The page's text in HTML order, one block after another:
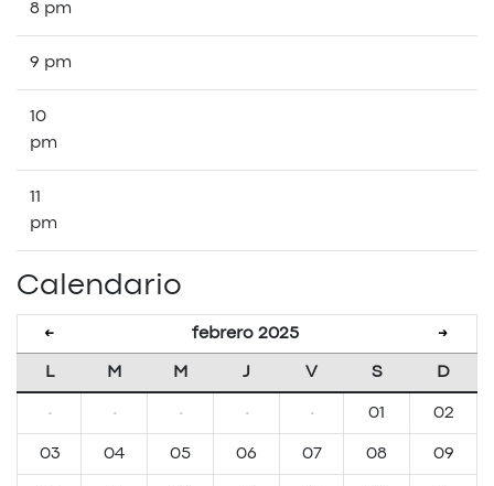
8 pm
9 pm
10
pm
11
pm
Calendario
← febrero 2025 →
L M M J V S D
· · · · · 01 02
03 04 05 06 07 08 09